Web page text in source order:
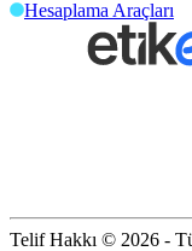
Hesaplama Araçları
Telif Hakkı © 2026 -